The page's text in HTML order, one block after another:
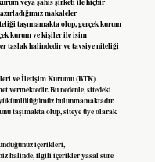
makaleler
taşımamakta olup, gerçek kurum
kurum ve kişiler ile isim
taslak halindedir ve tavsiye niteliği
ve İletişim Kurumu (BTK)
vermektedir. Bu nedenle, sitedeki
bulunmamaktadır.
taşımakta olup, siteye üye olarak
içerikleri,
halinde, ilgili içerikler yasal süre